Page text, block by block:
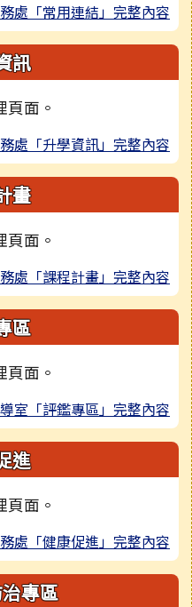
處「常用連結」完整內容
訊
面。
處「升學資訊」完整內容
畫
面。
處「課程計畫」完整內容
區
面。
室「評鑑專區」完整內容
進
面。
處「健康促進」完整內容
專區